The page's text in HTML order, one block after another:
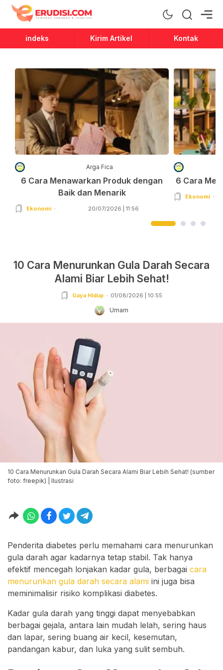
Erudisi
Temukan Jawaban dan Inspirasi
indeks Kirim Artikel Kontak
Arga Fica
6 Cara Menawarkan Produk dengan
Baik dan Menarik
Ekonomi 20/07/2026 | 11:56
6 Cara
Ekonomi
10 Cara Menurunkan Gula Darah Secara
Alami Biar Lebih Sehat!
Gaya Hidup 01/08/2026 | 10:55
Umam
10 Cara Menurunkan Gula Darah Secara Alami Biar Lebih Sehat! (sumber
foto: freepik) | Ilustrasi
Penderita diabetes perlu memahami cara menurunkan
gula darah agar kadarnya tetap stabil. Tak hanya
efektif mencegah lonjakan kadar gula, berbagai cara
menurunkan gula darah secara alami ini juga bisa
meminimalisir risiko komplikasi diabetes.
Kadar gula darah yang tinggi dapat menyebabkan
berbagai gejala, antara lain mudah lelah, sering haus
dan lapar, sering buang air kecil, kesemutan,
pandangan kabur, dan luka yang sulit sembuh.